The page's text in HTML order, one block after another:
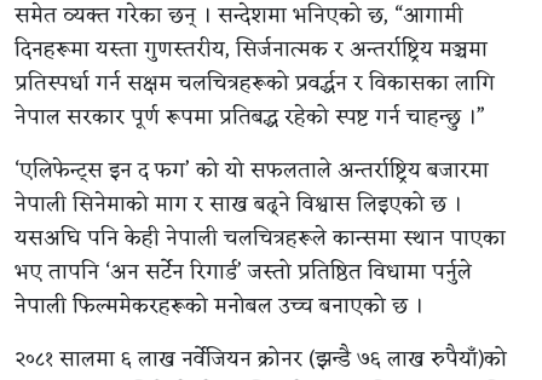
समेत व्यक्त गरेका छन् । सन्देशमा भनिएको छ, “आगामी
दिनहरूमा यस्ता गुणस्तरीय, सिर्जनात्मक र अन्तर्राष्ट्रिय मञ्चमा
प्रतिस्पर्धा गर्न सक्षम चलचित्रहरूको प्रवर्द्धन र विकासका लागि
नेपाल सरकार पूर्ण रूपमा प्रतिबद्ध रहेको स्पष्ट गर्न चाहन्छु ।”
‘एलिफेन्ट्स इन द फग’ को यो सफलताले अन्तर्राष्ट्रिय बजारमा
नेपाली सिनेमाको माग र साख बढ्ने विश्वास लिइएको छ ।
यसअघि पनि केही नेपाली चलचित्रहरूले कान्समा स्थान पाएका
भए तापनि ‘अन सर्टेन रिगार्ड’ जस्तो प्रतिष्ठित विधामा पर्नुले
नेपाली फिल्ममेकरहरूको मनोबल उच्च बनाएको छ ।
२०८१ सालमा ६ लाख नर्वेजियन क्रोनर (झन्डै ७६ लाख रुपैयाँ)को